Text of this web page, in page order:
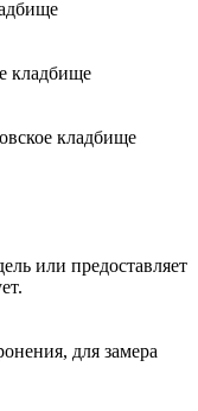
или предоставляет
для замера